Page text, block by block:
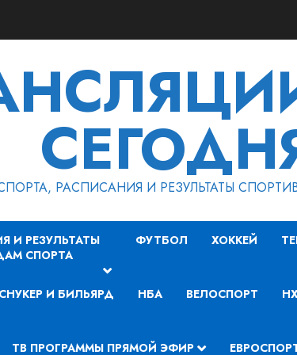
РАСПИСАНИЯ И РЕЗУЛЬТАТЫ
И РЕЗУЛЬТАТЫ
СПОРТА
ФУТБОЛ ХОККЕЙ
СНУКЕР И БИЛЬЯРД НБА ВЕЛОСПОРТ
ТВ ПРОГРАММЫ ПРЯМОЙ ЭФИР